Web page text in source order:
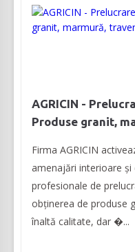
AGRICIN -
Produse granit,
Firma AGRICIN
amenajări interioare
profesionale de
obținerea de produse
înaltă calitate, dar �...